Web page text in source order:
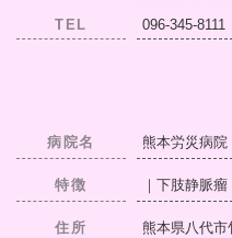
TEL 096-345-8111
病院名 熊本労災病院
特徴 ｜下肢静脈瘤
住所 熊本県八代市